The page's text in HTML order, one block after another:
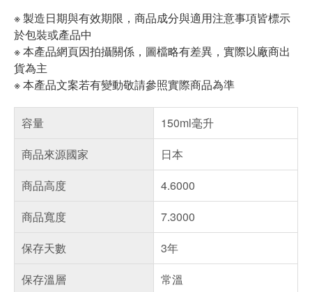
※ 製造日期與有效期限，商品成分與適用注意事項皆標示
於包裝或產品中
※ 本產品網頁因拍攝關係，圖檔略有差異，實際以廠商出
貨為主
※ 本產品文案若有變動敬請參照實際商品為準
容量
150ml毫升
商品來源國家
日本
商品高度
4.6000
商品寬度
7.3000
保存天數
3年
保存溫層
常溫